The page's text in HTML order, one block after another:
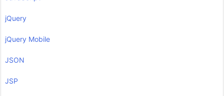
jQuery
jQuery Mobile
JSON
JSP